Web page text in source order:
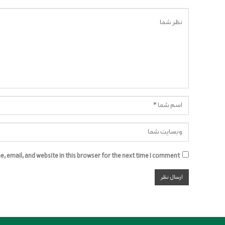
email, and website in this browser for the next time I comment.